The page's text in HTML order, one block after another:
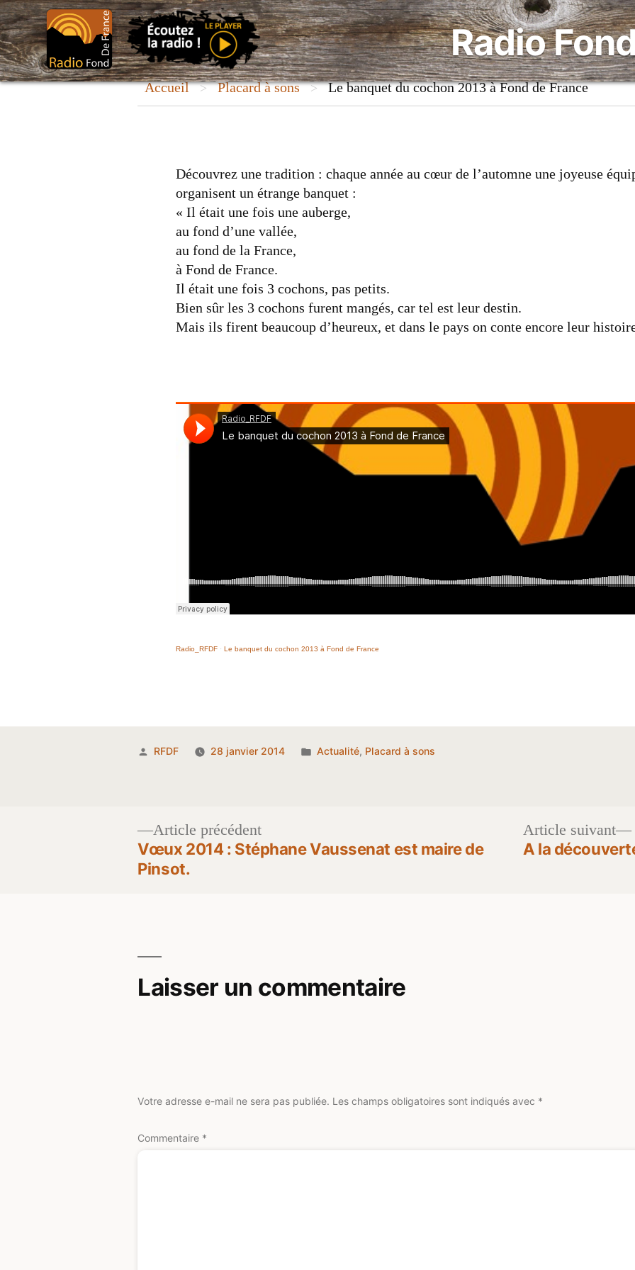
Aller
au
contenu
Radio
à
Fond
de
France
Accueil > Placard à sons > Le banquet du cochon 2013 à Fond de France
Découvrez une tradition : chaque année au cœur de l’automne une joyeuse
organisent un étrange banquet :
« Il était une fois une auberge,
au fond d’une vallée,
au fond de la France,
à Fond de France.
Il était une fois 3 cochons, pas petits.
Bien sûr les 3 cochons furent mangés, car tel est leur destin.
Mais ils firent beaucoup d’heureux, et dans le pays on conte encore leur
Radio_RFDF· Le banquet du cochon 2013 à Fond de France
Publié
RFDF 28 janvier 2014
Publié
Actualité, Placard à sons
Navigation
l’article
Article précédentArticle
précédent :
Vœux 2014 : Stéphane Vaussenat est maire de
Pinsot.
Article suivant
A la
Laisser un commentaire
Votre adresse e-mail ne sera pas publiée. Les champs obligatoires sont indiqués avec *
Commentaire *